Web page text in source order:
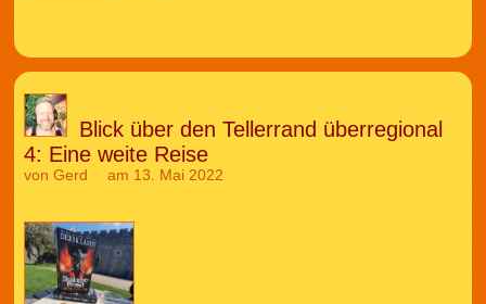
Blick über den Tellerrand überregional
4: Eine weite Reise
von Gerd am 13. Mai 2022